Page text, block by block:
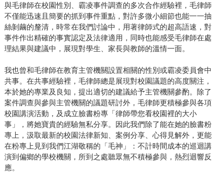
與毛律師在校園性別、霸凌事件調查的多次合作經驗裡，毛律師
不僅能迅速且簡要的抓到事件重點，對許多微小細節也能一一抽
絲剝繭的釐清，時常在我們討論中，用著律師式的超高語速，對
事件作出精確的事實認定及法律適用，同時也能感受毛律師在處
理結果與建議中，展現對學生、家長與教師的溫情一面。
我也曾和毛律師在教育主管機關設置相關的性別或霸凌委員會中
共事。在共事經驗裡，毛律師總是展現對校園議題的高度關注，
本於她的專業及良知，提出適切的建議給予主管機關參酌。除了
案件調查與參與主管機關的議題研討外，毛律師更積極參與各項
校園講演活動，及成立臉書粉專「律師帶您看校園裡的大小
事」，將她寶貴的經驗無私分享。因此我們除了能在她的臉書粉
專上，汲取最新的校園法律新知、案例分享、心得見解外，更能
在粉專上見到我們江湖敬稱的「毛神」：不計時間成本的巡迴講
演到偏鄉的學校機關，所到之處聽眾無不積極參與，熱烈迴響反
應。